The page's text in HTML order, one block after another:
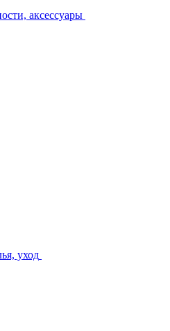
аксессуары
уход